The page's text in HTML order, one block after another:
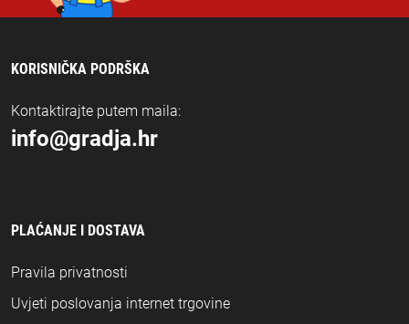
KORISNIČKA PODRŠKA
Kontaktirajte putem maila:
info@gradja.hr
PLAĆANJE I DOSTAVA
Pravila privatnosti
Uvjeti poslovanja internet trgovine